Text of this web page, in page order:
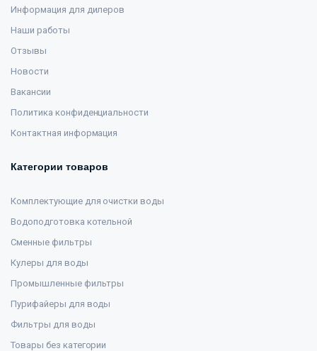
Информация для дилеров
Наши работы
Отзывы
Новости
Вакансии
Политика конфиденциальности
Контактная информация
Категории товаров
Комплектующие для очистки воды
Водоподготовка котельной
Сменные фильтры
Кулеры для воды
Промышленные фильтры
Пурифайеры для воды
Фильтры для воды
Товары без категории